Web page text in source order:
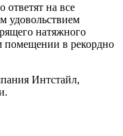
на все
удовольствием
натяжного
помещении в рекордно
Интстайл,